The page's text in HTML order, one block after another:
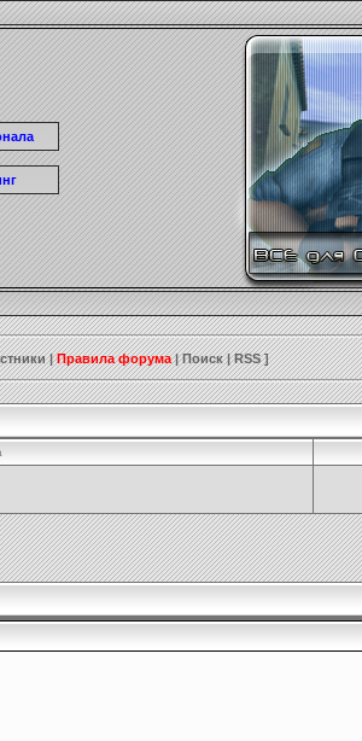
|Правила форума|Поиск|RSS]